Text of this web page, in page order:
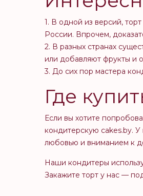
1. В одной из версий,
России. Впрочем,
2. В разных странах
или добавляют фрукты и
3. До сих пор мастера
Где
Если вы хотите
кондитерскую cakes.by. У
любовью и вниманием к
Наши кондитеры
Закажите торт у нас —